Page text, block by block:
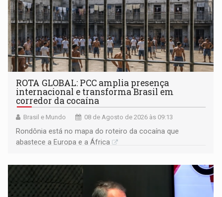
ROTA GLOBAL: PCC amplia presença
internacional e transforma Brasil em
corredor da cocaína
Brasil e Mundo 08 de Agosto de 2026 às 09:13
Rondônia está no mapa do roteiro da cocaína que
abastece a Europa e a África